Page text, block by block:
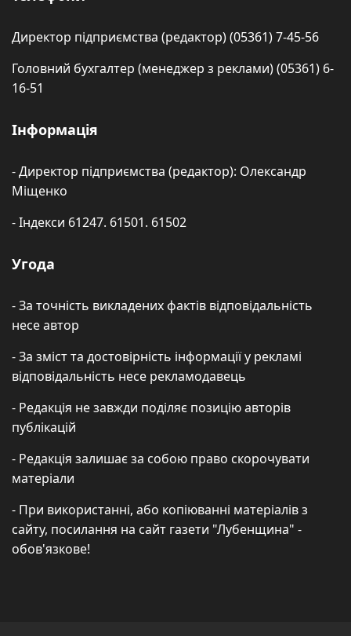
Директор підприємства (редактор) (05361) 7-45-56
Головний бухгалтер (менеджер з реклами) (05361) 6-
16-51
Інформація
- Директор підприємства (редактор): Олександр
Міщенко
- Індекси 61247. 61501. 61502
Угода
- За точність викладених фактів відповідальність
несе автор
- За зміст та достовірність інформації у рекламі
відповідальність несе рекламодавець
- Редакція не завжди поділяє позицію авторів
публікацій
- Редакція залишає за собою право скорочувати
матеріали
- При використанні, або копіюванні матеріалів з
сайту, посилання на сайт газети "Лубенщина" -
обов'язкове!